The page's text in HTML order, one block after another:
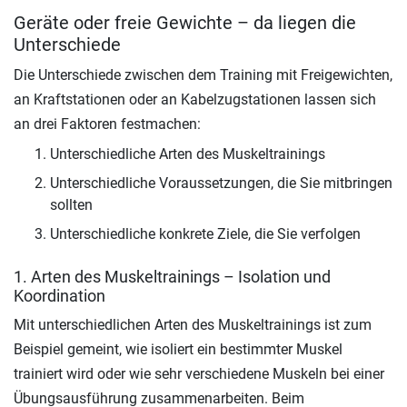
Geräte oder freie Gewichte – da liegen die
Unterschiede
Die Unterschiede zwischen dem Training mit Freigewichten,
an Kraftstationen oder an Kabelzugstationen lassen sich
an drei Faktoren festmachen:
Unterschiedliche Arten des Muskeltrainings
Unterschiedliche Voraussetzungen, die Sie mitbringen
sollten
Unterschiedliche konkrete Ziele, die Sie verfolgen
1. Arten des Muskeltrainings – Isolation und
Koordination
Mit unterschiedlichen Arten des Muskeltrainings ist zum
Beispiel gemeint, wie isoliert ein bestimmter Muskel
trainiert wird oder wie sehr verschiedene Muskeln bei einer
Übungsausführung zusammenarbeiten. Beim